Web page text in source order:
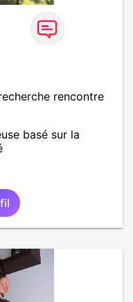
rencontre
basé sur la